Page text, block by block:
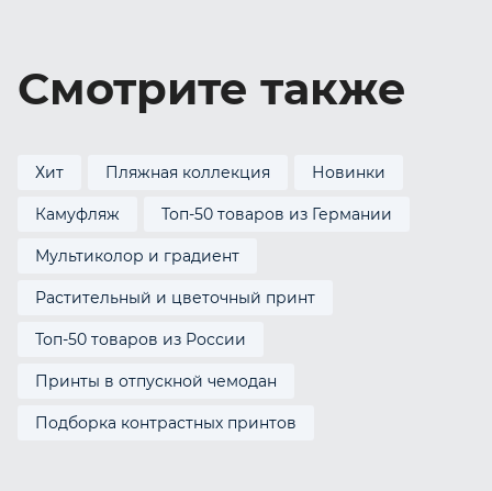
Смотрите также
Хит Пляжная коллекция Новинки
Камуфляж Топ-50 товаров из Германии
Мультиколор и градиент
Растительный и цветочный принт
Топ-50 товаров из России
Принты в отпускной чемодан
Подборка контрастных принтов